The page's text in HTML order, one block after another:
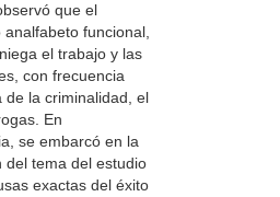
que el
analfabeto funcional,
el trabajo y las
con frecuencia
de la criminalidad, el
En
se embarcó en la
del tema del estudio
exactas del éxito